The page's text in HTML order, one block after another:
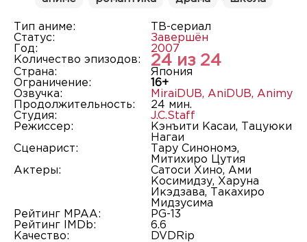
Тип аниме:
ТВ-сериал
Статус:
Завершён
Год:
2007
Количество эпизодов:
24 из 24
Страна:
Япония
Ограничение:
16+
Озвучка:
MiraiDUB, AniDUB, Animy
Продолжительность:
24 мин.
Студия:
J.C.Staff
Режиссер:
Кэнъити Касаи, Тацуюки
Нагаи
Сценарист:
Тару Синономэ,
Митихиро Цутия
Актеры:
Сатоси Хино, Ами
Косимидзу, Харуна
Икэдзава, Такахиро
Мидзусима
Рейтинг MPAA:
PG-13
Рейтинг IMDb:
6.6
Качество:
DVDRip